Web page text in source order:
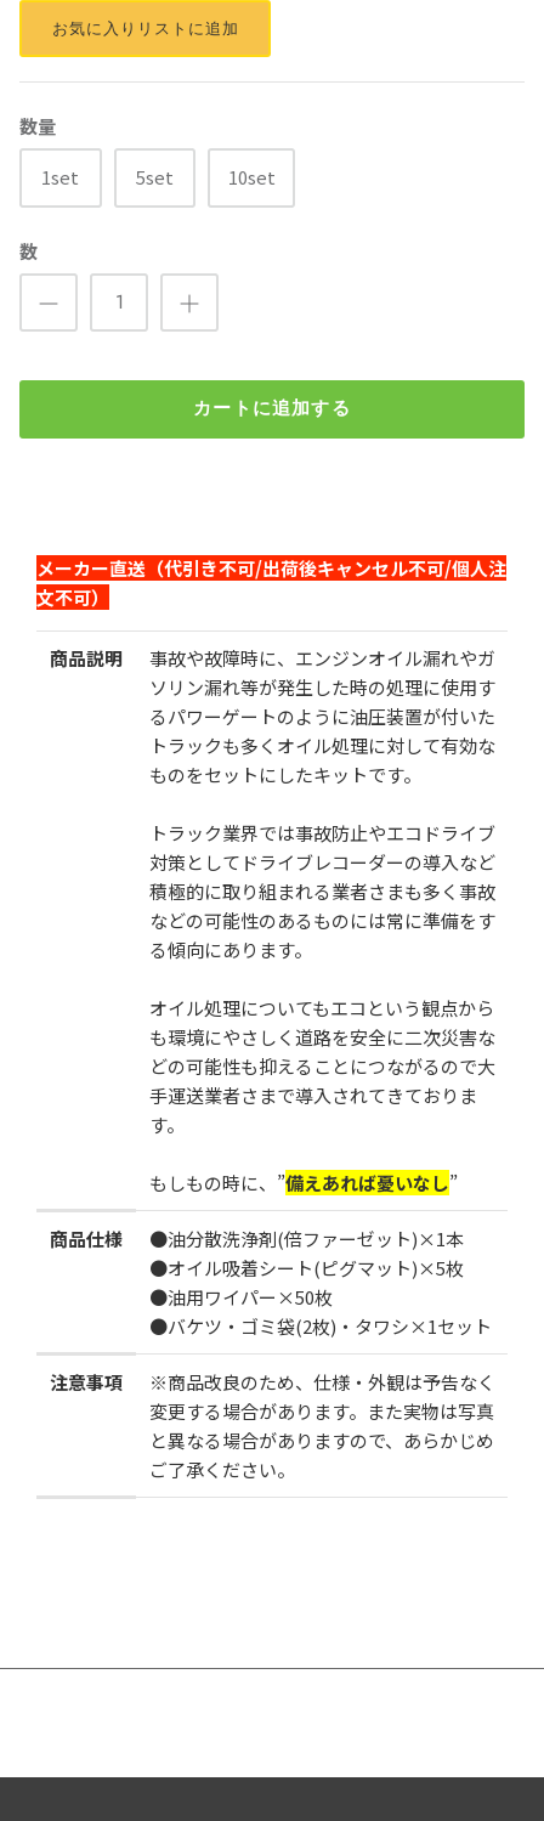
お気に入りリストに追加
数量
1set 5set 10set
数
カートに追加する
数量
1set 5set 10set
カートに追加する
検索
メーカー直送（代引き不可/出荷後キャンセル不可/個人注
文不可）
商品説明
事故や故障時に、エンジンオイル漏れやガ
ソリン漏れ等が発生した時の処理に使用す
るパワーゲートのように油圧装置が付いた
トラックも多くオイル処理に対して有効な
ものをセットにしたキットです。
トラック業界では事故防止やエコドライブ
対策としてドライブレコーダーの導入など
積極的に取り組まれる業者さまも多く事故
などの可能性のあるものには常に準備をす
る傾向にあります。
オイル処理についてもエコという観点から
も環境にやさしく道路を安全に二次災害な
どの可能性も抑えることにつながるので大
手運送業者さまで導入されてきておりま
す。
もしもの時に、”備えあれば憂いなし”
商品仕様
●油分散洗浄剤(倍ファーゼット)×1本
●オイル吸着シート(ピグマット)×5枚
●油用ワイパー×50枚
●バケツ・ゴミ袋(2枚)・タワシ×1セット
注意事項
※商品改良のため、仕様・外観は予告なく
変更する場合があります。また実物は写真
と異なる場合がありますので、あらかじめ
ご了承ください。